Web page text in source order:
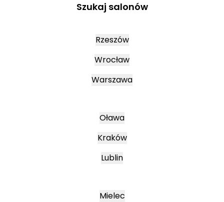
Szukaj salonów
Rzeszów
Wrocław
Warszawa
Oława
Kraków
Lublin
Mielec